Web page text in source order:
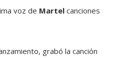
voz de Martel canciones
grabó la canción